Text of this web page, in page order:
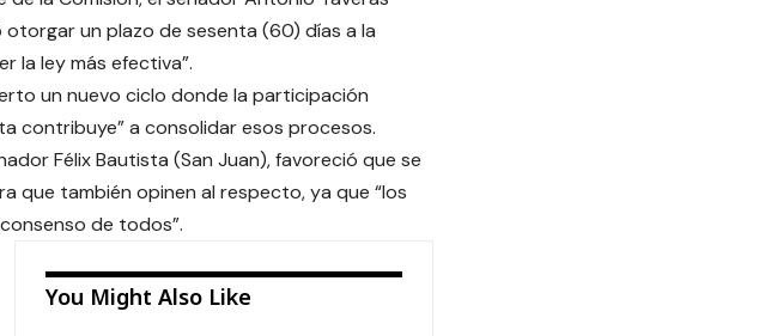
un plazo de sesenta (60) días a la
la ley más efectiva”.
un nuevo ciclo donde la participación
contribuye” a consolidar esos procesos.
Félix Bautista (San Juan), favoreció que se
que también opinen al respecto, ya que “los
de todos”.
You Might Also Like